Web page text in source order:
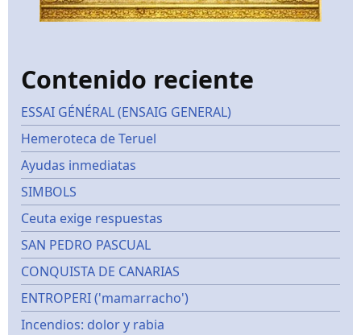
Contenido reciente
ESSAI GÉNÉRAL (ENSAIG GENERAL)
Hemeroteca de Teruel
Ayudas inmediatas
SIMBOLS
Ceuta exige respuestas
SAN PEDRO PASCUAL
CONQUISTA DE CANARIAS
ENTROPERI ('mamarracho')
Incendios: dolor y rabia